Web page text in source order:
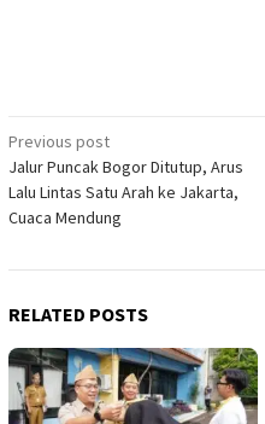
Post
navigation
Previous post
Jalur Puncak Bogor Ditutup, Arus
Lalu Lintas Satu Arah ke Jakarta,
Cuaca Mendung
RELATED POSTS